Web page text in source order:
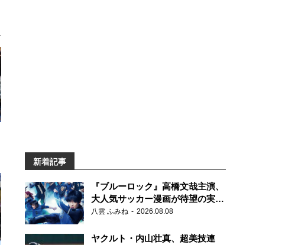
新着記事
『ブルーロック』高橋文哉主演、
大人気サッカー漫画が待望の実写
映画に
八雲 ふみね 2026.08.08
ヤクルト・内山壮真、超美技連